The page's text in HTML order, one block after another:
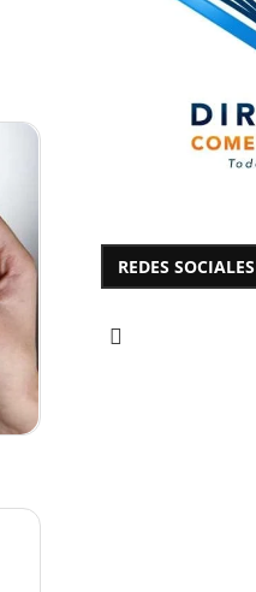
REDES SOCIALES